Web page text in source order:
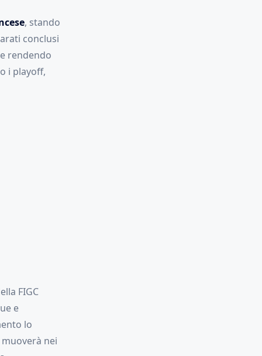
, stando
conclusi
rendendo
i playoff,
FIGC
e
lo
nei